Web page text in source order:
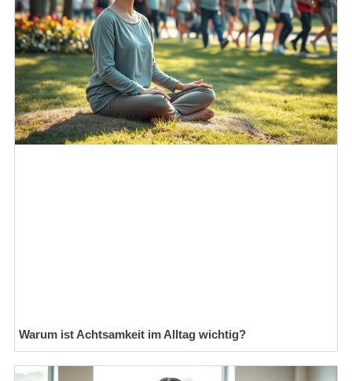
Warum ist Achtsamkeit im Alltag wichtig?